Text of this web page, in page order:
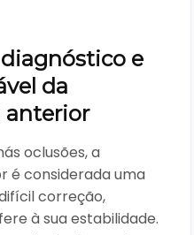
e
da
anterior
oclusões, a
é considerada uma
correção,
à sua estabilidade.